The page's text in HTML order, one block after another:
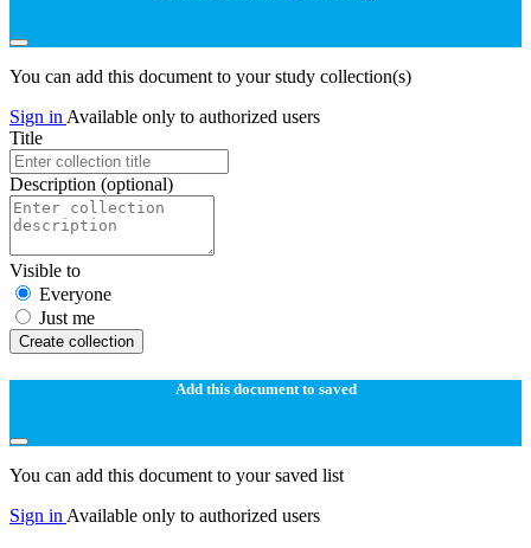
You can add this document to your study collection(s)
Sign in Available only to authorized users
Title
Description (optional)
Visible to
Everyone
Just me
Create collection
Add this document to saved
You can add this document to your saved list
Sign in Available only to authorized users